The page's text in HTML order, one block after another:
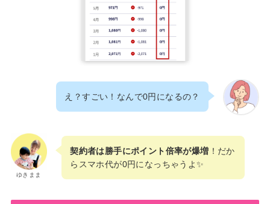
え？すごい！なんで0円になるの？
ゆきまま
契約者は勝手にポイント倍率が爆増 ！だか
らスマホ代が0円になっちゃうよ✨